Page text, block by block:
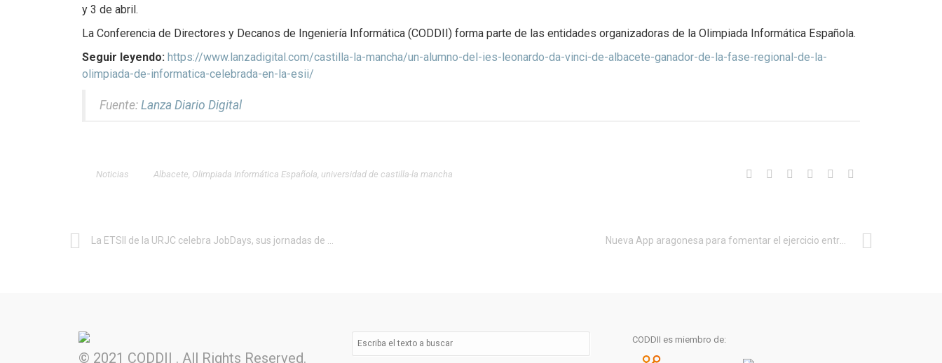
y 3 de abril.
La Conferencia de Directores y Decanos de Ingeniería Informática (CODDII) forma parte de las entidades organizadoras de la Olimpiada Informática Española.
Seguir leyendo: https://www.lanzadigital.com/castilla-la-mancha/un-alumno-del-ies-leonardo-da-vinci-de-albacete-ganador-de-la-fase-regional-de-la-
olimpiada-de-informatica-celebrada-en-la-esii/
Fuente: Lanza Diario Digital
Noticias Albacete Olimpiada Informática Española universidad de castilla-la mancha
© 2021 CODDII . All Rights Reserved.
CODDII es miembro de: